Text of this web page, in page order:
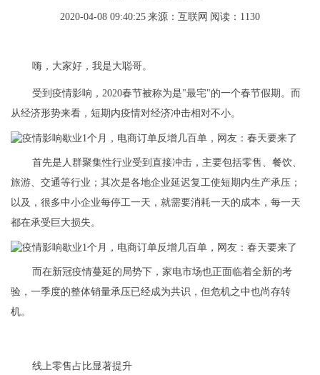
2020-04-08 09:40:25 来源：互联网 阅读：1130
嗨，大家好，我是大聪哥。
受到疫情影响，2020春节被称为是"最宅"的一个春节假期。而
从经济形势来看，短期内疫情对经济冲击相对不小。
首先是人群聚集性行业受到直接冲击，主要包括零售、餐饮、
旅游、交通等行业；其次是各地企业延迟复工使短期内生产承压；
以及，很多中小企业每停工一天，就需要消耗一天的成本，每一天
都在承受巨大损失。
而在新冠疫情蔓延的局势下，家电市场也正面临着全新的考
验，一季度的整体销量承压已经成为共识，但危机之中也尚存转
机。
线上零售占比显著提升